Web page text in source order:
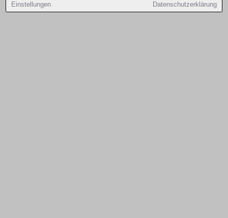
Einstellungen Datenschutzerklärung